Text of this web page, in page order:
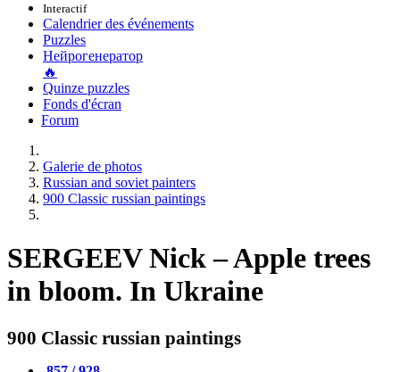
Interactif
Calendrier des événements
Puzzles
Нейрогенератор
🔥
Quinze puzzles
Fonds d'écran
Forum
Galerie de photos
Russian and soviet painters
900 Classic russian paintings
SERGEEV Nick – Apple trees
in bloom. In Ukraine
900 Classic russian paintings